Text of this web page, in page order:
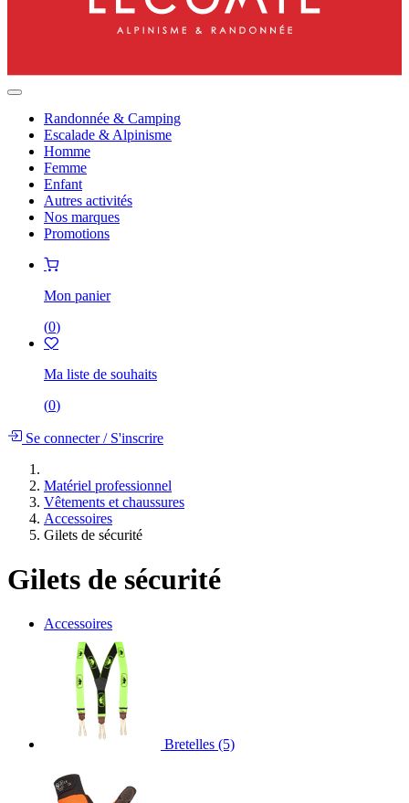
Randonnée & Camping
Escalade & Alpinisme
Homme
Femme
Enfant
Autres activités
Nos marques
Promotions
Mon panier
(0)
Ma liste de souhaits
(0)
Se connecter/S'inscrire
Matériel professionnel
Vêtements et chaussures
Accessoires
Gilets de sécurité
Gilets de sécurité
Accessoires
Bretelles (5)